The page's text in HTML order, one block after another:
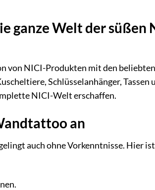
ganze Welt der süßen
von NICI-Produkten mit den
Schlüsselanhänger, Tassen
NICI-Welt erschaffen.
an
auch ohne Vorkenntnisse. Hier